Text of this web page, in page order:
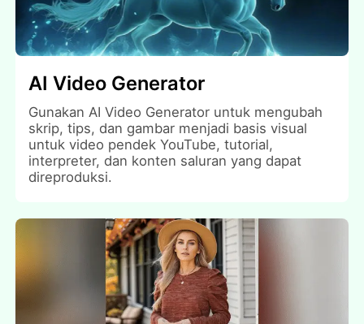
AI Video Generator
Gunakan AI Video Generator untuk mengubah
skrip, tips, dan gambar menjadi basis visual
untuk video pendek YouTube, tutorial,
interpreter, dan konten saluran yang dapat
direproduksi.